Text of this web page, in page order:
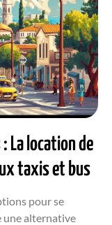
La location de
taxis et bus
pour se
une alternative